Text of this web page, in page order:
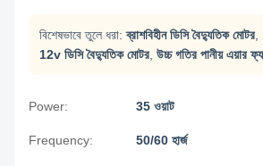
বিশেষভাবে তুলে ধরা: ব্রাশবিহীন ডিসি বৈদ্যুতিক মোটর
12v ডিসি বৈদ্যুতিক মোটর উচ্চ গতির পানীয় এয়ার
Power: 35 ওয়াট
Frequency: 50/60 হার্জ